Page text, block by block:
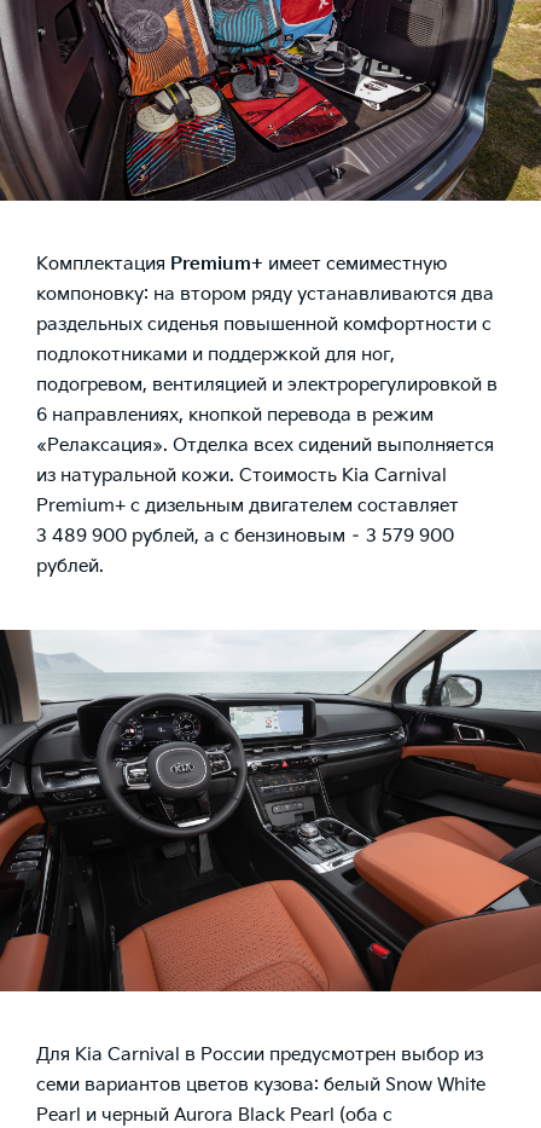
Комплектация Premium+ имеет семиместную
компоновку: на втором ряду устанавливаются два
раздельных сиденья повышенной комфортности с
подлокотниками и поддержкой для ног,
подогревом, вентиляцией и электрорегулировкой в
6 направлениях, кнопкой перевода в режим
«Релаксация». Отделка всех сидений выполняется
из натуральной кожи. Стоимость Kia Carnival
Premium+ с дизельным двигателем составляет
3 489 900 рублей, а с бензиновым – 3 579 900
рублей.
Для Кia Carnival в России предусмотрен выбор из
семи вариантов цветов кузова: белый Snow White
Pearl и черный Aurora Black Pearl (оба с